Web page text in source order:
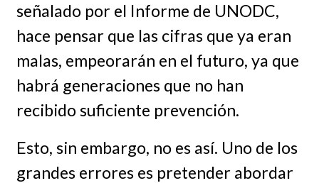
señalado por el Informe de UNODC,
hace pensar que las cifras que ya eran
malas, empeorarán en el futuro, ya que
habrá generaciones que no han
recibido suficiente prevención.
Esto, sin embargo, no es así. Uno de los
grandes errores es pretender abordar